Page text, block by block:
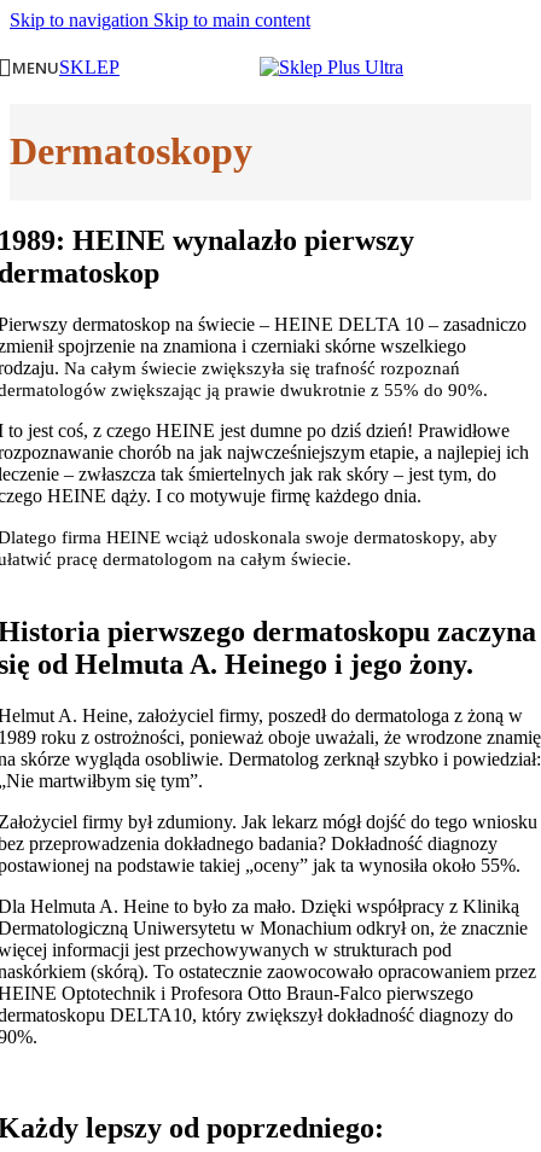
Skip to navigation Skip to main content
MENUSKLEP
Dermatoskopy
HEINE wynalazło pierwszy
dermatoskop na świecie – HEINE DELTA 10 – zasadniczo
spojrzenie na znamiona i czerniaki skórne wszelkiego
Na całym świecie zwiększyła się trafność rozpoznań
zwiększając ją prawie dwukrotnie z 55% do 90%.
to jest coś, z czego HEINE jest dumne po dziś dzień! Prawidłowe
chorób na jak najwcześniejszym etapie, a najlepiej ich
– zwłaszcza tak śmiertelnych jak rak skóry – jest tym, do
HEINE dąży. I co motywuje firmę każdego dnia.
firma HEINE wciąż udoskonala swoje dermatoskopy, aby
pracę dermatologom na całym świecie.
pierwszego dermatoskopu zaczyna
od Helmuta A. Heinego i jego żony.
A. Heine, założyciel firmy, poszedł do dermatologa z żoną w
roku z ostrożności, ponieważ oboje uważali, że wrodzone znamię
skórze wygląda osobliwie. Dermatolog zerknął szybko i powiedział:
martwiłbym się tym”.
firmy był zdumiony. Jak lekarz mógł dojść do tego wniosku
przeprowadzenia dokładnego badania? Dokładność diagnozy
na podstawie takiej „oceny” jak ta wynosiła około 55%.
Helmuta A. Heine to było za mało. Dzięki współpracy z Kliniką
Uniwersytetu w Monachium odkrył on, że znacznie
informacji jest przechowywanych w strukturach pod
(skórą). To ostatecznie zaowocowało opracowaniem przez
Optotechnik i Profesora Otto Braun-Falco pierwszego
DELTA10, który zwiększył dokładność diagnozy do
lepszy od poprzedniego: